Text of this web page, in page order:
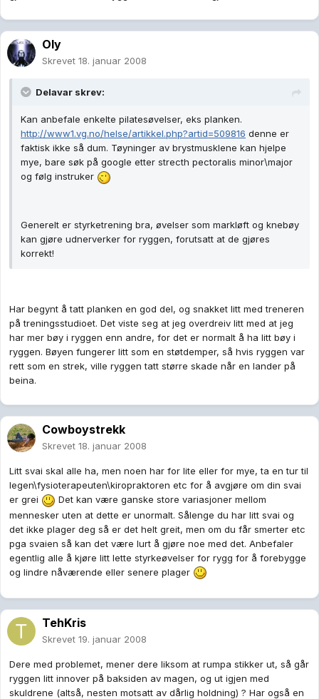
Oly
Skrevet 18. januar 2008
Delavar skrev:
Kan anbefale enkelte pilatesøvelser, eks planken.
http://www1.vg.no/helse/artikkel.php?artid=509816 denne er
faktisk ikke så dum. Tøyninger av brystmusklene kan hjelpe
mye, bare søk på google etter strecth pectoralis minor\major
og følg instruker
Generelt er styrketrening bra, øvelser som markløft og knebøy
kan gjøre udnerverker for ryggen, forutsatt at de gjøres
korrekt!
Har begynt å tatt planken en god del, og snakket litt med treneren
på treningsstudioet. Det viste seg at jeg overdreiv litt med at jeg
har mer bøy i ryggen enn andre, for det er normalt å ha litt bøy i
ryggen. Bøyen fungerer litt som en støtdemper, så hvis ryggen var
rett som en strek, ville ryggen tatt større skade når en lander på
beina.
Cowboystrekk
Skrevet 18. januar 2008
Litt svai skal alle ha, men noen har for lite eller for mye, ta en tur til
legen\fysioterapeuten\kiropraktoren etc for å avgjøre om din svai
er grei
Det kan være ganske store variasjoner mellom
mennesker uten at dette er unormalt. Sålenge du har litt svai og
det ikke plager deg så er det helt greit, men om du får smerter etc
pga svaien så kan det være lurt å gjøre noe med det. Anbefaler
egentlig alle å kjøre litt lette styrkeøvelser for rygg for å forebygge
og lindre nåværende eller senere plager
TehKris
Skrevet 19. januar 2008
Dere med problemet, mener dere liksom at rumpa stikker ut, så går
ryggen litt innover på baksiden av magen, og ut igjen med
skuldrene (altså, nesten motsatt av dårlig holdning) ? Har også en